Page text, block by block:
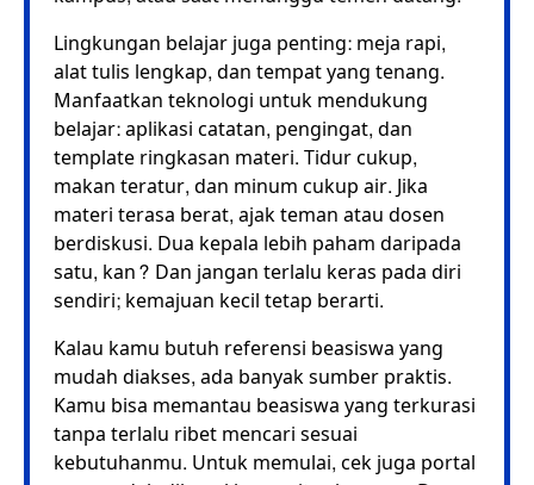
Lingkungan belajar juga penting: meja rapi,
alat tulis lengkap, dan tempat yang tenang.
Manfaatkan teknologi untuk mendukung
belajar: aplikasi catatan, pengingat, dan
template ringkasan materi. Tidur cukup,
makan teratur, dan minum cukup air. Jika
materi terasa berat, ajak teman atau dosen
berdiskusi. Dua kepala lebih paham daripada
satu, kan? Dan jangan terlalu keras pada diri
sendiri; kemajuan kecil tetap berarti.
Kalau kamu butuh referensi beasiswa yang
mudah diakses, ada banyak sumber praktis.
Kamu bisa memantau beasiswa yang terkurasi
tanpa terlalu ribet mencari sesuai
kebutuhanmu. Untuk memulai, cek juga portal